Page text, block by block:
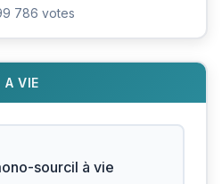
786 votes
A VIE
sourcil à vie